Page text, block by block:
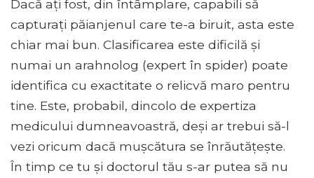
Dacă ați fost, din întâmplare, capabili să
capturați păianjenul care te-a biruit, asta este
chiar mai bun. Clasificarea este dificilă și
numai un arahnolog (expert în spider) poate
identifica cu exactitate o relicvă maro pentru
tine. Este, probabil, dincolo de expertiza
medicului dumneavoastră, deși ar trebui să-l
vezi oricum dacă mușcătura se înrăutățește.
În timp ce tu și doctorul tău s-ar putea să nu